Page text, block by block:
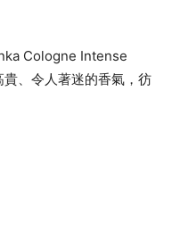
Cologne Intense
、令人著迷的香氣，彷